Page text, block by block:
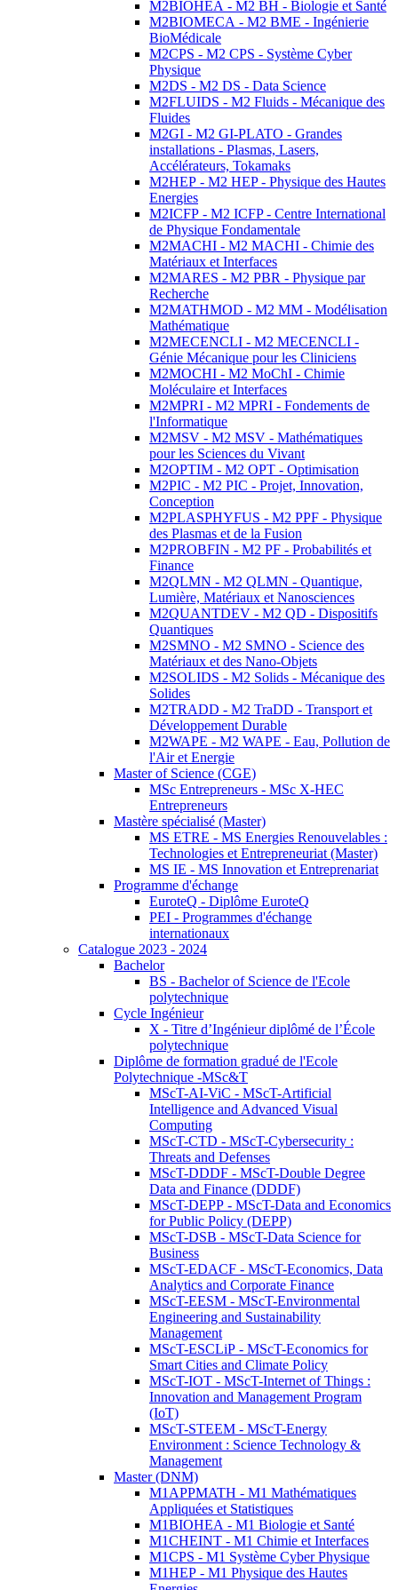
M2BIOHEA - M2 BH - Biologie et Santé
M2BIOMECA - M2 BME - Ingénierie
BioMédicale
M2CPS - M2 CPS - Système Cyber
Physique
M2DS - M2 DS - Data Science
M2FLUIDS - M2 Fluids - Mécanique des
Fluides
M2GI - M2 GI-PLATO - Grandes
installations - Plasmas, Lasers,
Accélérateurs, Tokamaks
M2HEP - M2 HEP - Physique des Hautes
Energies
M2ICFP - M2 ICFP - Centre International
de Physique Fondamentale
M2MACHI - M2 MACHI - Chimie des
Matériaux et Interfaces
M2MARES - M2 PBR - Physique par
Recherche
M2MATHMOD - M2 MM - Modélisation
Mathématique
M2MECENCLI - M2 MECENCLI -
Génie Mécanique pour les Cliniciens
M2MOCHI - M2 MoChI - Chimie
Moléculaire et Interfaces
M2MPRI - M2 MPRI - Fondements de
l'Informatique
M2MSV - M2 MSV - Mathématiques
pour les Sciences du Vivant
M2OPTIM - M2 OPT - Optimisation
M2PIC - M2 PIC - Projet, Innovation,
Conception
M2PLASPHYFUS - M2 PPF - Physique
des Plasmas et de la Fusion
M2PROBFIN - M2 PF - Probabilités et
Finance
M2QLMN - M2 QLMN - Quantique,
Lumière, Matériaux et Nanosciences
M2QUANTDEV - M2 QD - Dispositifs
Quantiques
M2SMNO - M2 SMNO - Science des
Matériaux et des Nano-Objets
M2SOLIDS - M2 Solids - Mécanique des
Solides
M2TRADD - M2 TraDD - Transport et
Développement Durable
M2WAPE - M2 WAPE - Eau, Pollution de
l'Air et Energie
Master of Science (CGE)
MSc Entrepreneurs - MSc X-HEC
Entrepreneurs
Mastère spécialisé (Master)
MS ETRE - MS Energies Renouvelables :
Technologies et Entrepreneuriat (Master)
MS IE - MS Innovation et Entreprenariat
Programme d'échange
EuroteQ - Diplôme EuroteQ
PEI - Programmes d'échange
internationaux
Catalogue 2023 - 2024
Bachelor
BS - Bachelor of Science de l'Ecole
polytechnique
Cycle Ingénieur
X - Titre d’Ingénieur diplômé de l’École
polytechnique
Diplôme de formation gradué de l'Ecole
Polytechnique -MSc&T
MScT-AI-ViC - MScT-Artificial
Intelligence and Advanced Visual
Computing
MScT-CTD - MScT-Cybersecurity :
Threats and Defenses
MScT-DDDF - MScT-Double Degree
Data and Finance (DDDF)
MScT-DEPP - MScT-Data and Economics
for Public Policy (DEPP)
MScT-DSB - MScT-Data Science for
Business
MScT-EDACF - MScT-Economics, Data
Analytics and Corporate Finance
MScT-EESM - MScT-Environmental
Engineering and Sustainability
Management
MScT-ESCLiP - MScT-Economics for
Smart Cities and Climate Policy
MScT-IOT - MScT-Internet of Things :
Innovation and Management Program
(IoT)
MScT-STEEM - MScT-Energy
Environment : Science Technology &
Management
Master (DNM)
M1APPMATH - M1 Mathématiques
Appliquées et Statistiques
M1BIOHEA - M1 Biologie et Santé
M1CHEINT - M1 Chimie et Interfaces
M1CPS - M1 Système Cyber Physique
M1HEP - M1 Physique des Hautes